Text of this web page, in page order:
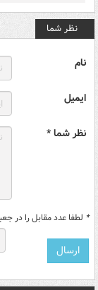
نظر شما
نام
ایمیل
نظر شما *
* لطفا عدد مقابل را در